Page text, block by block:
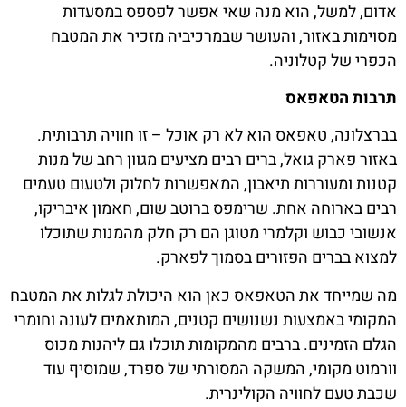
אדום, למשל, הוא מנה שאי אפשר לפספס במסעדות
מסוימות באזור, והעושר שבמרכיביה מזכיר את המטבח
הכפרי של קטלוניה.
תרבות הטאפאס
בברצלונה, טאפאס הוא לא רק אוכל – זו חוויה תרבותית.
באזור פארק גואל, ברים רבים מציעים מגוון רחב של מנות
קטנות ומעוררות תיאבון, המאפשרות לחלוק ולטעום טעמים
רבים בארוחה אחת. שרימפס ברוטב שום, חאמון איבריקו,
אנשובי כבוש וקלמרי מטוגן הם רק חלק מהמנות שתוכלו
למצוא בברים הפזורים בסמוך לפארק.
מה שמייחד את הטאפאס כאן הוא היכולת לגלות את המטבח
המקומי באמצעות נשנושים קטנים, המותאמים לעונה וחומרי
הגלם הזמינים. ברבים מהמקומות תוכלו גם ליהנות מכוס
וורמוט מקומי, המשקה המסורתי של ספרד, שמוסיף עוד
שכבת טעם לחוויה הקולינרית.